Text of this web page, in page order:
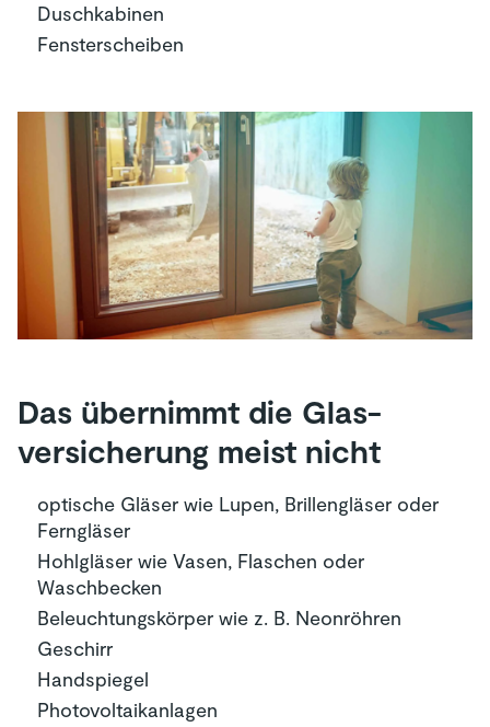
Duschkabinen
Fensterscheiben
Das übernimmt die Glas­
versicherung meist nicht
optische Gläser wie Lupen, Brillengläser oder
Ferngläser
Hohlgläser wie Vasen, Flaschen oder
Waschbecken
Beleuchtungskörper wie z. B. Neonröhren
Geschirr
Handspiegel
Photovoltaikanlagen